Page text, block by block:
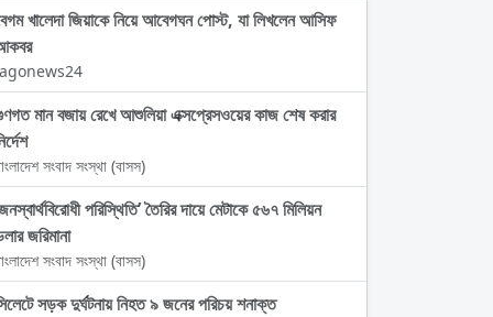
খালেদা জিয়াকে নিয়ে আবেগঘন পোস্ট, যা লিখলেন আসিফ
মান বজায় রেখে আশুলিয়া এক্সপ্রেসওয়ের কাজ শেষ করার
সংবাদ সংস্থা (বাসস)
পরিস্থিতি’ তৈরির দায়ে মেটাকে ৫৬৭ মিলিয়ন
জরিমানা
সংবাদ সংস্থা (বাসস)
সড়ক দুর্ঘটনায় নিহত ৯ জনের পরিচয় শনাক্ত